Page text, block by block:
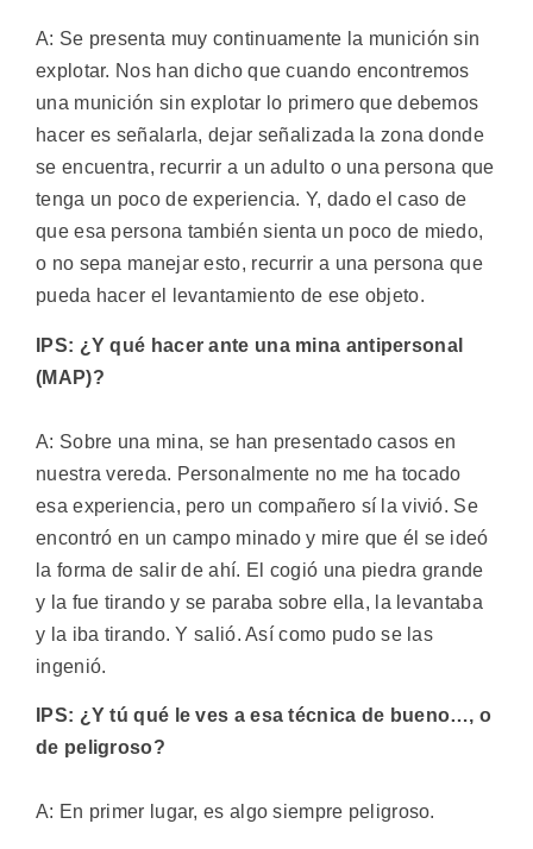
A: Se presenta muy continuamente la munición sin
explotar. Nos han dicho que cuando encontremos
una munición sin explotar lo primero que debemos
hacer es señalarla, dejar señalizada la zona donde
se encuentra, recurrir a un adulto o una persona que
tenga un poco de experiencia. Y, dado el caso de
que esa persona también sienta un poco de miedo,
o no sepa manejar esto, recurrir a una persona que
pueda hacer el levantamiento de ese objeto.
IPS: ¿Y qué hacer ante una mina antipersonal
(MAP)?
A: Sobre una mina, se han presentado casos en
nuestra vereda. Personalmente no me ha tocado
esa experiencia, pero un compañero sí la vivió. Se
encontró en un campo minado y mire que él se ideó
la forma de salir de ahí. El cogió una piedra grande
y la fue tirando y se paraba sobre ella, la levantaba
y la iba tirando. Y salió. Así como pudo se las
ingenió.
IPS: ¿Y tú qué le ves a esa técnica de bueno…, o
de peligroso?
A: En primer lugar, es algo siempre peligroso.